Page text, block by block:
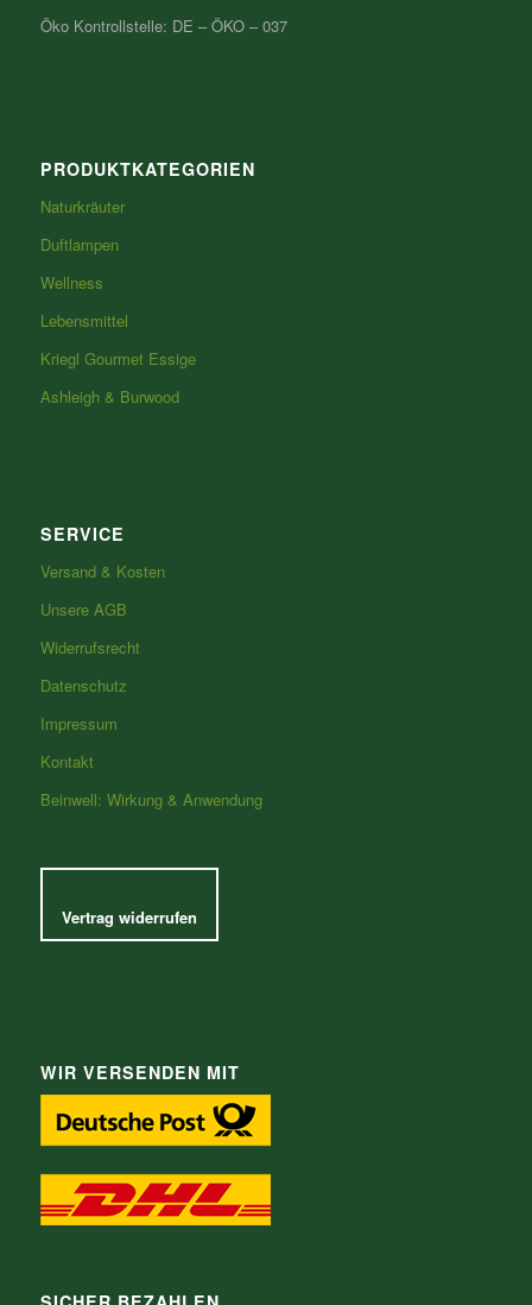
Öko Kontrollstelle: DE – ÖKO – 037
PRODUKTKATEGORIEN
Naturkräuter
Duftlampen
Wellness
Lebensmittel
Kriegl Gourmet Essige
Ashleigh & Burwood
SERVICE
Versand & Kosten
Unsere AGB
Widerrufsrecht
Datenschutz
Impressum
Kontakt
Beinwell: Wirkung & Anwendung
Vertrag widerrufen
WIR VERSENDEN MIT